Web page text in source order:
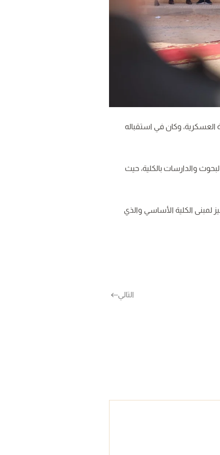
العسكرية، وكان في استقباله
والدارسات بالكلية، حيث
لمبنى الكلية الأساسي والذي
التالي